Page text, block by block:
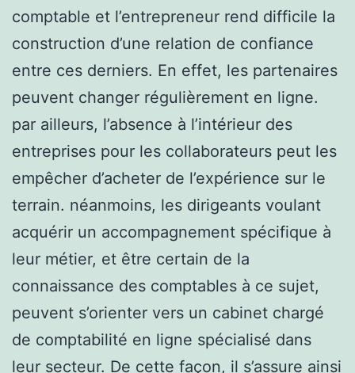
comptable et l’entrepreneur rend difficile la
construction d’une relation de confiance
entre ces derniers. En effet, les partenaires
peuvent changer régulièrement en ligne.
par ailleurs, l’absence à l’intérieur des
entreprises pour les collaborateurs peut les
empêcher d’acheter de l’expérience sur le
terrain. néanmoins, les dirigeants voulant
acquérir un accompagnement spécifique à
leur métier, et être certain de la
connaissance des comptables à ce sujet,
peuvent s’orienter vers un cabinet chargé
de comptabilité en ligne spécialisé dans
leur secteur. De cette façon, il s’assure ainsi